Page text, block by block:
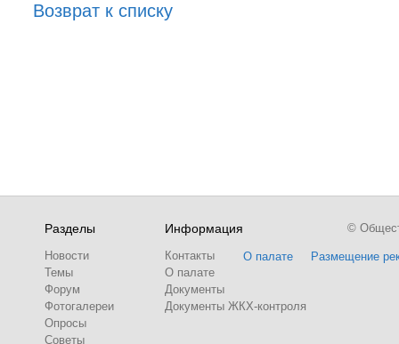
Возврат к списку
Разделы
Новости
Темы
Форум
Фотогалереи
Опросы
Советы
Информация
Контакты
О палате
Документы
Документы ЖКХ-контроля
О палате Размещение
©